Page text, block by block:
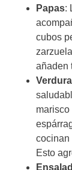
Papas:
cubos
añaden
cocinan
Esto